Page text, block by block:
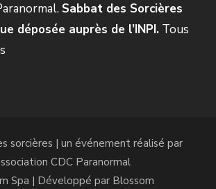
Sabbat des Sorcières
déposée auprès de l’INPI. Tous
sorcières | un événement réalisé par
CDC Paranormal
Spa | Développé par Blossom